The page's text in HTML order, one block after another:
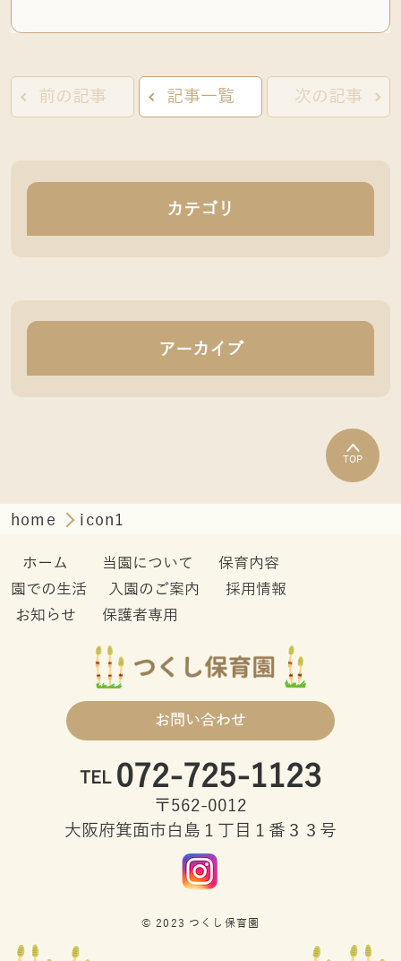
前の記事 記事一覧 次の記事
カテゴリ
アーカイブ
TOP
home icon1
ホーム 当園について
保育内容
園での生活
入園のご案内
採用情報
お知らせ
保護者専用
お問い合わせ
TEL 072-725-1123
〒562-0012
大阪府箕面市白島１丁目１番３３号
© 2023 つくし保育園